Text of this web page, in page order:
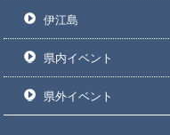
伊江島
県内イベント
県外イベント